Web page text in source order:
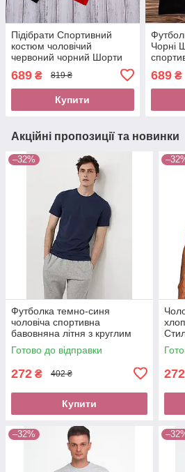
Підібрати Спортивний
костюм чоловічий
червоний чорний Шорти
Стильний чоловічий одяг
Накладений платіж нова
689 ₴ 819 ₴
Купити
Чорні
689₴
Акційні пропозиції та новинки
–32%
Футболка темно-синя
чоловіча спортивна
бавовняна літня з круглим
вирізом вільна купити
футболку оплата при
Готово до відправки
272 ₴ 402 ₴
Купити
272
–32%